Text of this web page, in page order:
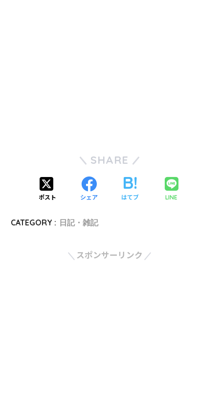
SHARE
ポスト シェア はてブ LINE
CATEGORY : 日記・雑記
スポンサーリンク